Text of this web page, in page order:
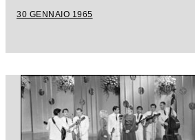
30 GENNAIO 1965